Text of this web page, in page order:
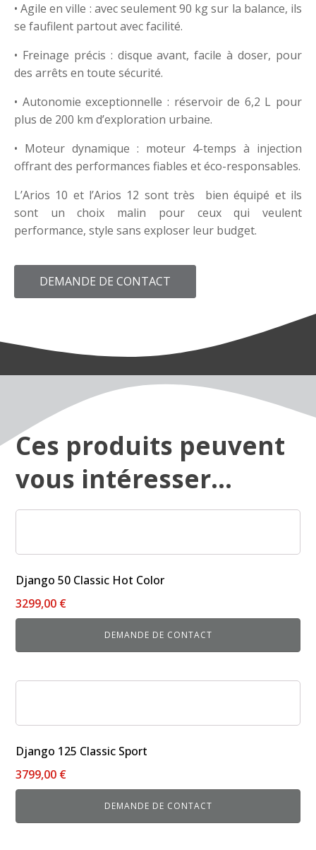
• Agile en ville : avec seulement 90 kg sur la balance, ils
se faufilent partout avec facilité.
• Freinage précis : disque avant, facile à doser, pour
des arrêts en toute sécurité.
• Autonomie exceptionnelle : réservoir de 6,2 L pour
plus de 200 km d’exploration urbaine.
• Moteur dynamique : moteur 4-temps à injection
offrant des performances fiables et éco-responsables.
L’Arios 10 et l’Arios 12 sont très bien équipé et ils
sont un choix malin pour ceux qui veulent
performance, style sans exploser leur budget.
DEMANDE DE CONTACT
Ces produits peuvent
vous intéresser...
Django 50 Classic Hot Color
3299,00 €
DEMANDE DE CONTACT
a
variations.
Les
options
page
du
Django 125 Classic Sport
3799,00 €
DEMANDE DE CONTACT